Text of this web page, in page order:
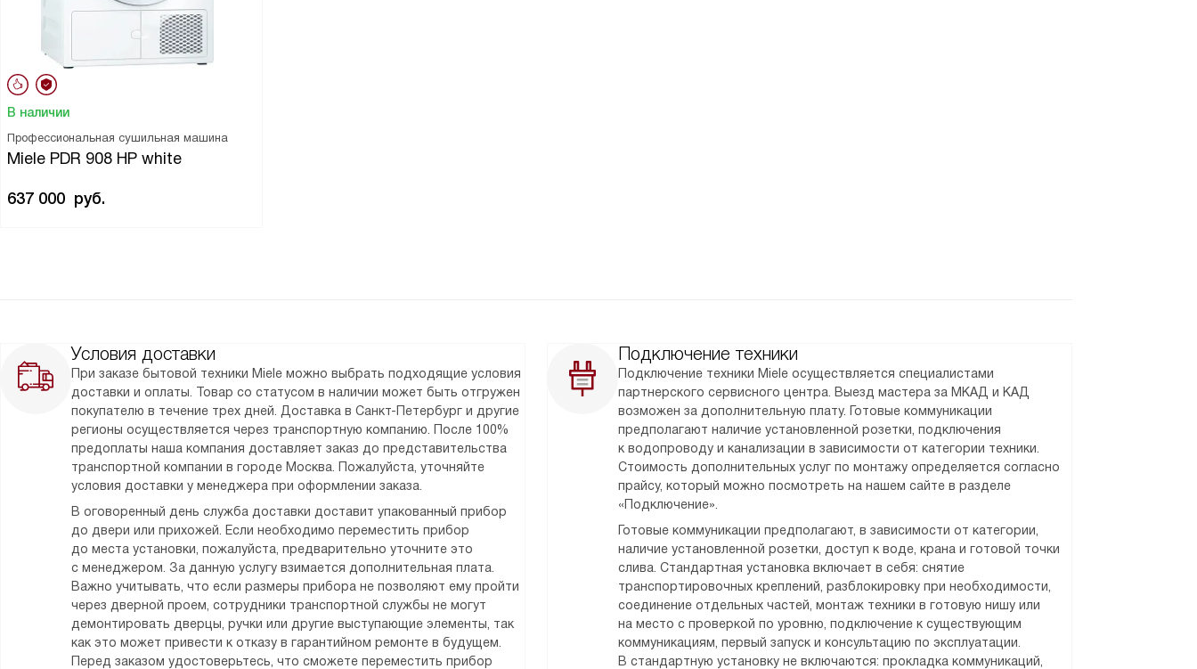
Профессиональная сушильная машина
Miele PDR 908 HP white
В наличии
637 000 руб.
Условия доставки
При заказе бытовой техники Miele можно выбрать подходящие условия
доставки и оплаты. Товар со статусом в наличии может быть отгружен
покупателю в течение трех дней. Доставка в Санкт-Петербург и другие
регионы осуществляется через транспортную компанию. После 100%
предоплаты наша компания доставляет заказ до представительства
транспортной компании в городе Москва. Пожалуйста, уточняйте
условия доставки у менеджера при оформлении заказа.
В оговоренный день служба доставки доставит упакованный прибор
до двери или прихожей. Если необходимо переместить прибор
до места установки, пожалуйста, предварительно уточните это
с менеджером. За данную услугу взимается дополнительная плата.
Важно учитывать, что если размеры прибора не позволяют ему пройти
через дверной проем, сотрудники транспортной службы не могут
демонтировать дверцы, ручки или другие выступающие элементы, так
как это может привести к отказу в гарантийном ремонте в будущем.
Перед заказом удостоверьтесь, что сможете переместить прибор
Подключение техники
Подключение техники Miele осуществляется специалистами
партнерского сервисного центра. Выезд мастера за МКАД и КАД
возможен за дополнительную плату. Готовые коммуникации
предполагают наличие установленной розетки, подключения
к водопроводу и канализации в зависимости от категории техники.
Стоимость дополнительных услуг по монтажу определяется согласно
прайсу, который можно посмотреть на нашем сайте в разделе
«Подключение».
Готовые коммуникации предполагают, в зависимости от категории,
наличие установленной розетки, доступ к воде, крана и готовой точки
слива. Стандартная установка включает в себя: снятие
транспортировочных креплений, разблокировку при необходимости,
соединение отдельных частей, монтаж техники в готовую нишу или
на место с проверкой по уровню, подключение к существующим
коммуникациям, первый запуск и консультацию по эксплуатации.
В стандартную установку не включаются: прокладка коммуникаций,